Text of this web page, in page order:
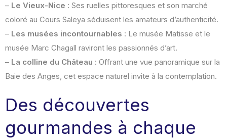
– Le Vieux-Nice : Ses ruelles pittoresques et son marché
coloré au Cours Saleya séduisent les amateurs d’authenticité.
– Les musées incontournables : Le musée Matisse et le
musée Marc Chagall raviront les passionnés d’art.
– La colline du Château : Offrant une vue panoramique sur la
Baie des Anges, cet espace naturel invite à la contemplation.
Des découvertes
gourmandes à chaque